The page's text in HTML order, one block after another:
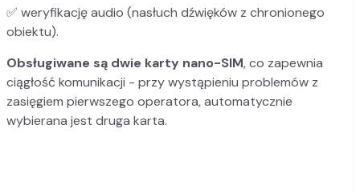
✅ weryfikację audio (nasłuch dźwięków z chronionego
obiektu).
Obsługiwane są dwie karty nano-SIM, co zapewnia
ciągłość komunikacji - przy wystąpieniu problemów z
zasięgiem pierwszego operatora, automatycznie
wybierana jest druga karta.